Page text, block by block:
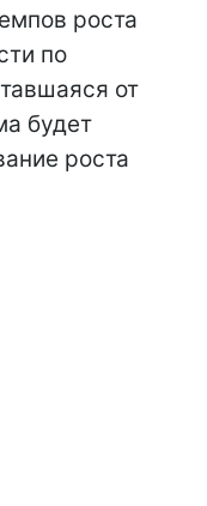
роста
по
от
будет
роста